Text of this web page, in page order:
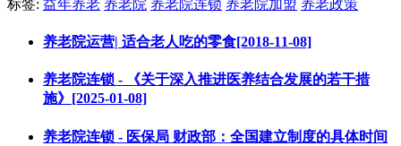
标签: 益年养老 养老院 养老院连锁 养老院加盟 养老政策
养老院运营| 适合老人吃的零食[2018-11-08]
养老院连锁 - 《关于深入推进医养结合发展的若干措
施》[2025-01-08]
养老院连锁 - 医保局 财政部：全国建立制度的具体时间